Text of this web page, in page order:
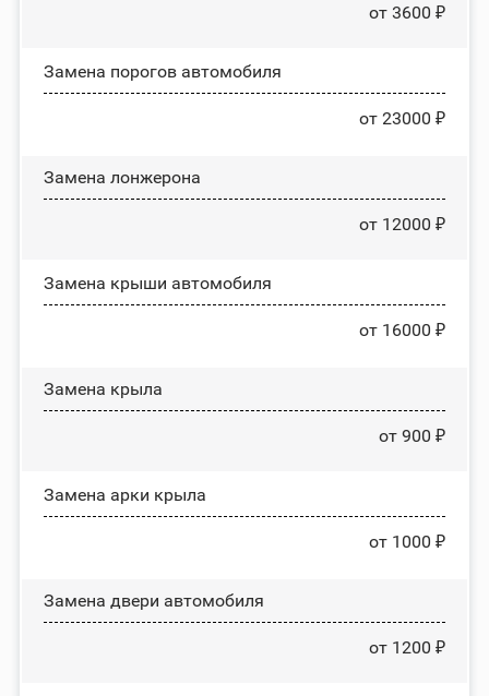
от 3600 ₽
Замена порогов автомобиля
от 23000 ₽
Замена лонжерона
от 12000 ₽
Замена крыши автомобиля
от 16000 ₽
Замена крыла
от 900 ₽
Замена арки крыла
от 1000 ₽
Замена двери автомобиля
от 1200 ₽